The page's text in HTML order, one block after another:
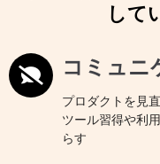
して
コミュニ
プロダクトを見
ツール習得や利
らす